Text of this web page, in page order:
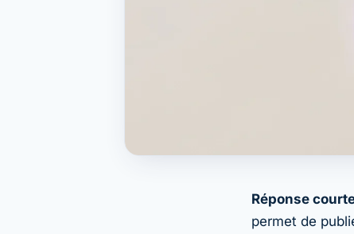
Réponse
permet de